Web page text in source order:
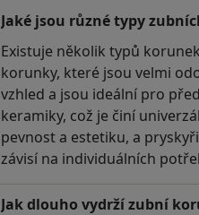
Jaké jsou různé typy
Existuje několik typů
korunky, které jsou velmi
vzhled a jsou ideální pro
keramiky, což je činí
pevnost a estetiku, a
závisí na individuálních
Jak dlouho vydrží zubní